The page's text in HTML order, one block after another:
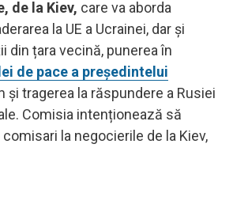
de la Kiev, care va aborda
la UE a Ucrainei, dar și
din țara vecină, punerea în
de pace a președintelui
și tragerea la răspundere a Rusiei
Comisia intenționează să
la negocierile de la Kiev,